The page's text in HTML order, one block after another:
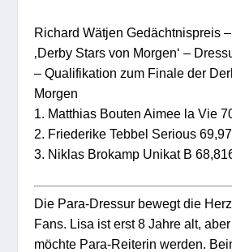
Richard Wätjen Gedächtnispreis
‚Derby Stars von Morgen‘ –
– Qualifikation zum Finale der
Morgen
1. Matthias Bouten Aimee la Vie
2. Friederike Tebbel Serious
3. Niklas Brokamp Unikat B
Die Para-Dressur bewegt die
Fans. Lisa ist erst 8 Jahre alt,
möchte Para-Reiterin werden.